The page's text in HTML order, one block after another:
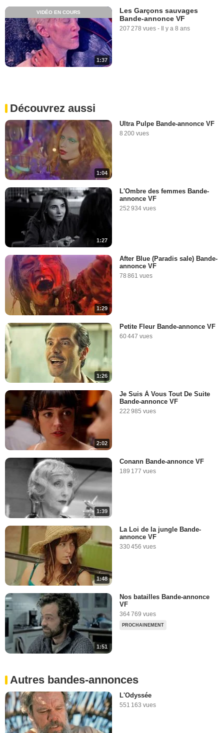
1:37
VIDÉO EN COURS
Les Garçons sauvages
Bande-annonce VF
207 278 vues - Il y a 8 ans
Découvrez aussi
1:04
Ultra Pulpe Bande-annonce VF
8 200 vues
1:27
L'Ombre des femmes Bande-
annonce VF
252 934 vues
1:29
After Blue (Paradis sale) Bande-
annonce VF
78 861 vues
1:26
Petite Fleur Bande-annonce VF
60 447 vues
2:02
Je Suis À Vous Tout De Suite
Bande-annonce VF
222 985 vues
1:39
Conann Bande-annonce VF
189 177 vues
1:48
La Loi de la jungle Bande-
annonce VF
330 456 vues
1:51
Nos batailles Bande-annonce
VF
364 769 vues
PROCHAINEMENT
Autres bandes-annonces
L'Odyssée
551 163 vues